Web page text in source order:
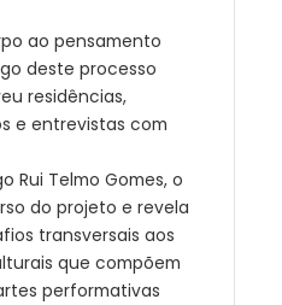
ao pensamento
deste processo
residências,
e entrevistas com
Rui Telmo Gomes, o
do projeto e revela
transversais aos
que compõem
performativas